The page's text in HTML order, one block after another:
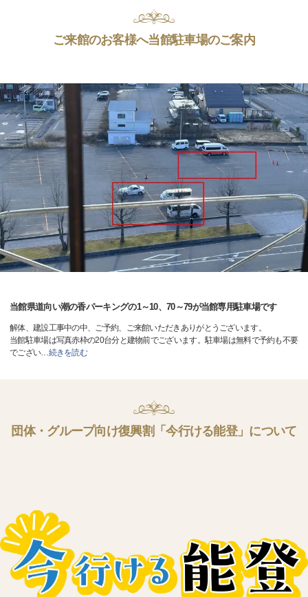
ご来館のお客様へ当館駐車場のご案内
当館県道向い潮の香パーキングの1～10、70～79が当館専用駐車場です
解体、建設工事中の中、ご予約、ご来館いただきありがとうございます。
当館駐車場は写真赤枠の20台分と建物前でございます。駐車場は無料で予約も不要
でござい…続きを読む
団体・グループ向け復興割「今行ける能登」について